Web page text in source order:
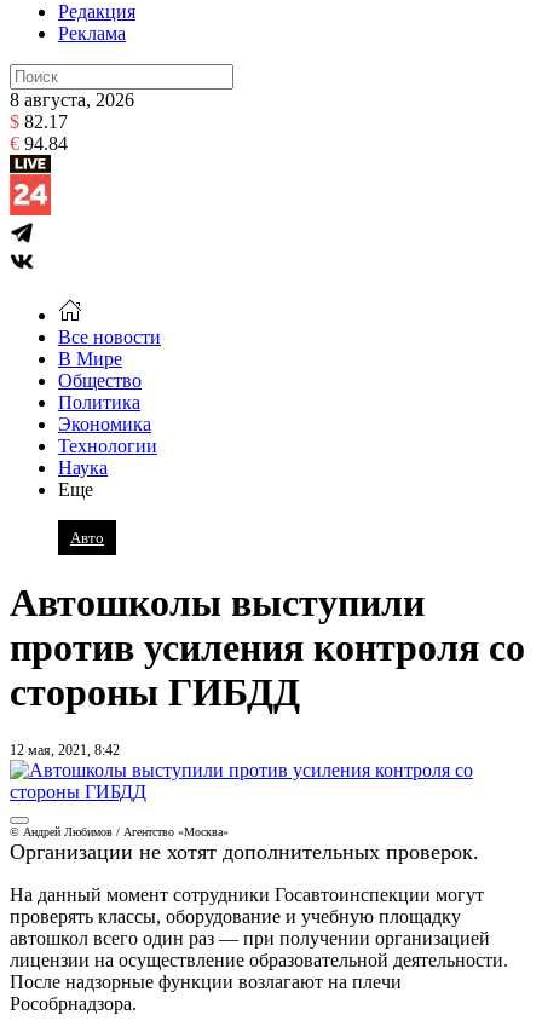
Редакция
Реклама
8 августа, 2026
$ 82.17
€ 94.84
Все новости
В Мире
Общество
Политика
Экономика
Технологии
Наука
Еще
Авто
Автошколы выступили
против усиления контроля со
стороны ГИБДД
12 мая, 2021, 8:42
© Андрей Любимов / Агентство «Москва»
Организации не хотят дополнительных проверок.
На данный момент сотрудники Госавтоинспекции могут
проверять классы, оборудование и учебную площадку
автошкол всего один раз — при получении организацией
лицензии на осуществление образовательной деятельности.
После надзорные функции возлагают на плечи
Рособрнадзора.